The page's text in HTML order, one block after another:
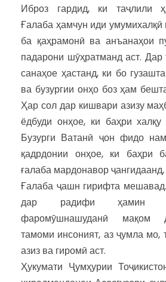
Иброз гардид, ки таҷлили
Ғалаба ҳамчун иди умумихалқӣ
ба қаҳрамонӣ ва анъанаҳои
падарони шӯҳратманд аст. Дар
санаҳое ҳастанд, ки бо
ва бузургии онҳо боз ҳам
Ҳар сол дар кишвари азизу
ёдбуди онҳое, ки баҳри
Бузурги Ватанӣ ҷон фидо
қадрдонии онҳое, ки баҳри
ғалаба мардонавор
Ғалаба ҷашн гирифта
дар радифи ҳамин
фаромӯшнашуданӣ мақом
тамоми инсоният, аз ҷумла мо,
азиз ва гиромӣ аст.
Ҳукумати Ҷумҳурии